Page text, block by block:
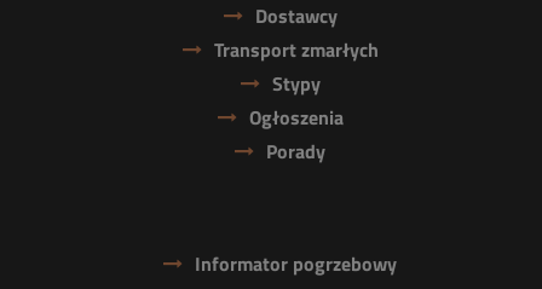
Dostawcy
Transport zmarłych
Stypy
Ogłoszenia
Porady
Informator pogrzebowy